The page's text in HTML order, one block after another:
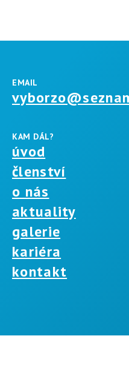
EMAIL
KAM DÁL?
úvod
členství
o nás
aktuality
galerie
kariéra
kontakt